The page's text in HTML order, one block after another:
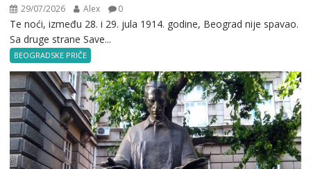
29/07/2026 Alex 0
Te noći, između 28. i 29. jula 1914. godine, Beograd nije spavao.
Sa druge strane Save...
BEOGRADSKE PRIČE